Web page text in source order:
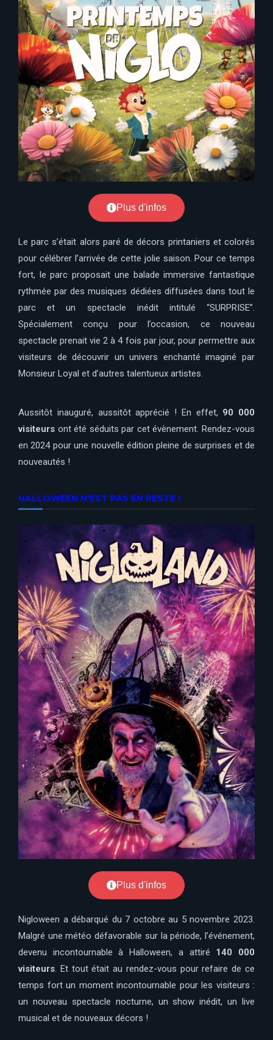
Plus d'infos
Le parc s’était alors paré de décors printaniers et colorés
pour célébrer l’arrivée de cette jolie saison. Pour ce temps
fort, le parc proposait une balade immersive fantastique
rythmée par des musiques dédiées diffusées dans tout le
parc et un spectacle inédit intitulé “SURPRISE”.
Spécialement conçu pour l’occasion, ce nouveau
spectacle prenait vie 2 à 4 fois par jour, pour permettre aux
visiteurs de découvrir un univers enchanté imaginé par
Monsieur Loyal et d’autres talentueux artistes.
Aussitôt inauguré, aussitôt apprécié ! En effet, 90 000
visiteurs ont été séduits par cet évènement. Rendez-vous
en 2024 pour une nouvelle édition pleine de surprises et de
nouveautés !
HALLOWEEN N'EST PAS EN RESTE !
Plus d'infos
Nigloween a débarqué du 7 octobre au 5 novembre 2023.
Malgré une météo défavorable sur la période, l’événement,
devenu incontournable à Halloween, a attiré 140 000
visiteurs. Et tout était au rendez-vous pour refaire de ce
temps fort un moment incontournable pour les visiteurs :
un nouveau spectacle nocturne, un show inédit, un live
musical et de nouveaux décors !